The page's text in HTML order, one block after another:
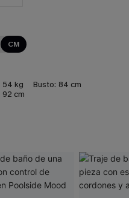
CM
54 kg Busto: 84 cm
92 cm